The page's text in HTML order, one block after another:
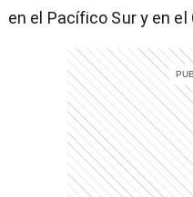
en el Pacífico Sur y en el